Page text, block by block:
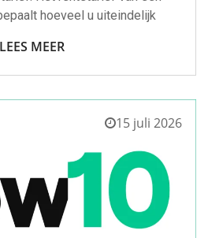
hoeveel u uiteindelijk
LEES MEER
15 juli 2026